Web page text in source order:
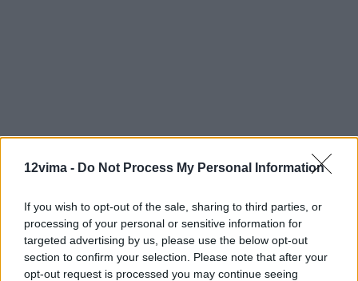
12vima - Do Not Process My Personal Information
If you wish to opt-out of the sale, sharing to third parties, or
processing of your personal or sensitive information for
targeted advertising by us, please use the below opt-out
section to confirm your selection. Please note that after your
opt-out request is processed you may continue seeing